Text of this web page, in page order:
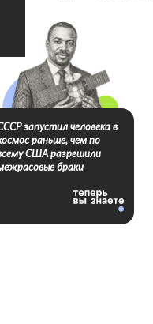
запустил человека в
раньше, чем по
США разрешили
браки